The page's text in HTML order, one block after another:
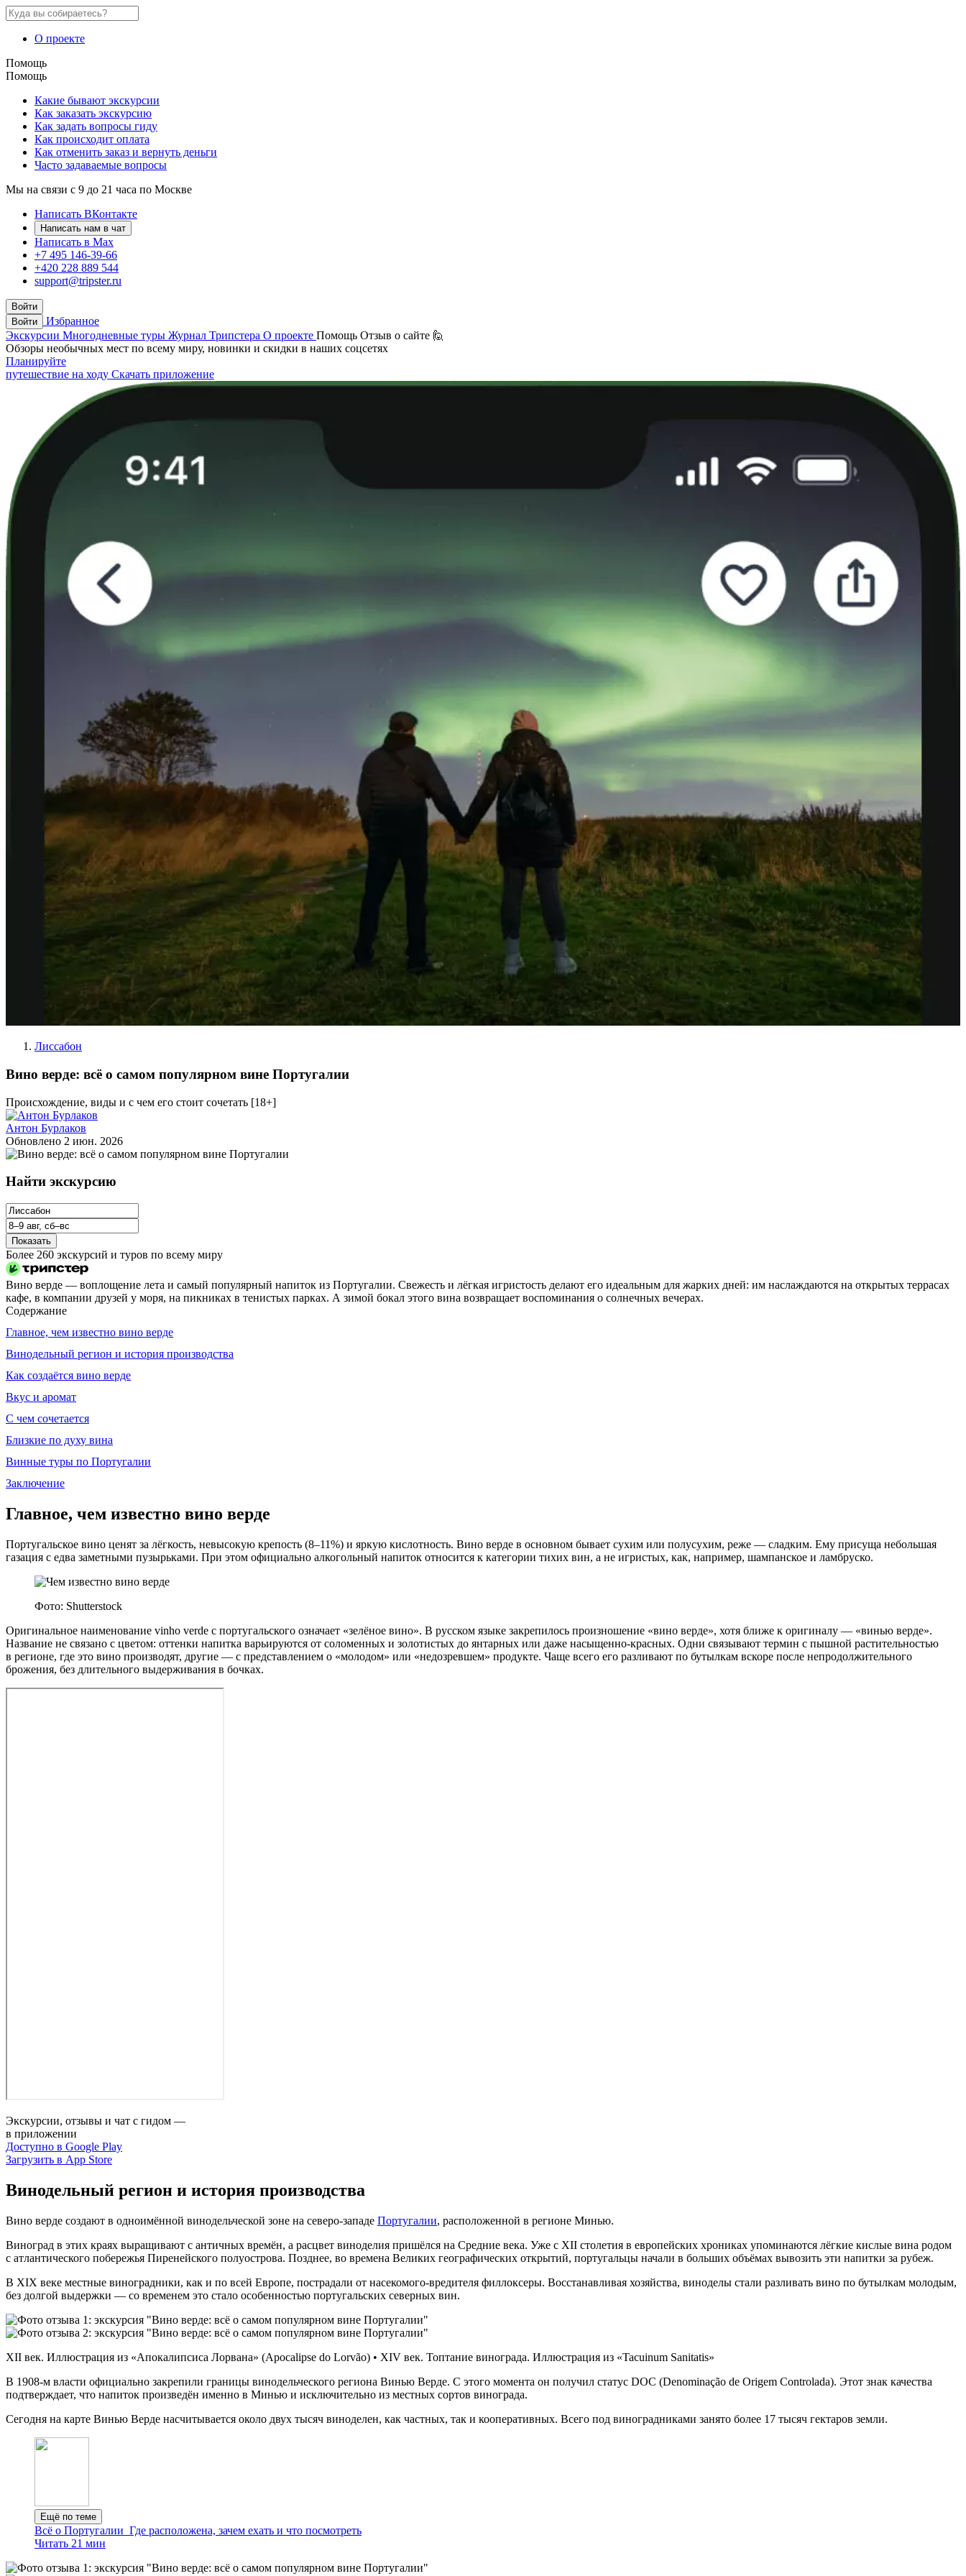
О проекте
Помощь
Помощь
Какие бывают экскурсии
Как заказать экскурсию
Как задать вопросы гиду
Как происходит оплата
Как отменить заказ и вернуть деньги
Часто задаваемые вопросы
Мы на связи с 9 до 21 часа по Москве
Написать ВКонтакте
Написать нам в чат
Написать в Max
+7 495 146-39-66
+420 228 889 544
support@tripster.ru
Войти
Войти
Избранное
Экскурсии Многодневные туры Журнал Трипстера О проекте Помощь Отзыв о сайте 🙋
Обзоры необычных мест по всему миру, новинки и скидки в наших соцсетях
Планируйте
путешествие на ходу Скачать приложение
Лиссабон
Вино верде: всё о самом популярном вине Португалии
Происхождение, виды и с чем его стоит сочетать [18+]
Антон Бурлаков
Обновлено 2 июн. 2026
Найти экскурсию
Показать
Более 260 экскурсий и туров по всему миру
Вино верде — воплощение лета и самый популярный напиток из Португалии. Свежесть и лёгкая игристость делают его идеальным для жарких дней: им наслаждаются на открытых террасах
кафе, в компании друзей у моря, на пикниках в тенистых парках. А зимой бокал этого вина возвращает воспоминания о солнечных вечерах.
Содержание
Главное, чем известно вино верде
Винодельный регион и история производства
Как создаётся вино верде
Вкус и аромат
С чем сочетается
Близкие по духу вина
Винные туры по Португалии
Заключение
Главное, чем известно вино верде
Португальское вино ценят за лёгкость, невысокую крепость (8–11%) и яркую кислотность. Вино верде в основном бывает сухим или полусухим, реже — сладким. Ему присуща небольшая
газация с едва заметными пузырьками. При этом официально алкогольный напиток относится к категории тихих вин, а не игристых, как, например, шампанское и ламбруско.
Фото: Shutterstock
Оригинальное наименование vinho verde с португальского означает «зелёное вино». В русском языке закрепилось произношение «вино верде», хотя ближе к оригиналу — «винью верде».
Название не связано с цветом: оттенки напитка варьируются от соломенных и золотистых до янтарных или даже насыщенно-красных. Одни связывают термин с пышной растительностью
в регионе, где это вино производят, другие — с представлением о «молодом» или «недозревшем» продукте. Чаще всего его разливают по бутылкам вскоре после непродолжительного
брожения, без длительного выдерживания в бочках.
Экскурсии, отзывы и чат с гидом —
в приложении
Доступно в Google Play
Загрузить в App Store
Винодельный регион и история производства
Вино верде создают в одноимённой винодельческой зоне на северо‑западе Португалии, расположенной в регионе Минью.
Виноград в этих краях выращивают с античных времён, а расцвет виноделия пришёлся на Средние века. Уже с XII столетия в европейских хрониках упоминаются лёгкие кислые вина родом
с атлантического побережья Пиренейского полуострова. Позднее, во времена Великих географических открытий, португальцы начали в больших объёмах вывозить эти напитки за рубеж.
В XIX веке местные виноградники, как и по всей Европе, пострадали от насекомого-вредителя филлоксеры. Восстанавливая хозяйства, виноделы стали разливать вино по бутылкам молодым,
без долгой выдержки — со временем это стало особенностью португальских северных вин.
XII век. Иллюстрация из «Апокалипсиса Лорвана» (Apocalipse do Lorvão) • XIV век. Топтание винограда. Иллюстрация из «Tacuinum Sanitatis»
В 1908‑м власти официально закрепили границы винодельческого региона Винью Верде. С этого момента он получил статус DOC (Denominação de Origem Controlada). Этот знак качества
подтверждает, что напиток произведён именно в Минью и исключительно из местных сортов винограда.
Сегодня на карте Винью Верде насчитывается около двух тысяч виноделен, как частных, так и кооперативных. Всего под виноградниками занято более 17 тысяч гектаров земли.
Ещё по теме
Всё о Португалии Где расположена, зачем ехать и что посмотреть
Читать 21 мин